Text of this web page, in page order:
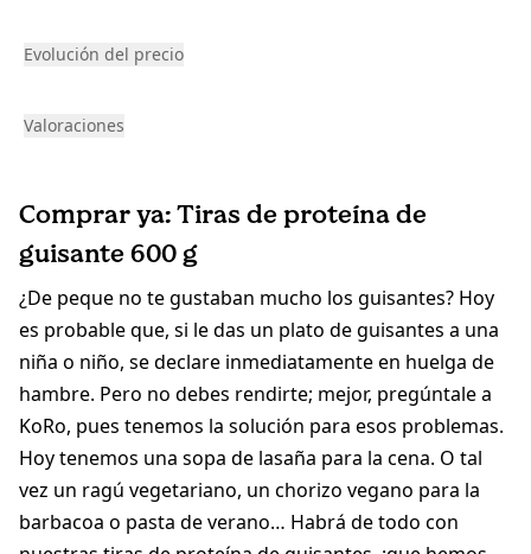
Evolución del precio
Valoraciones
Comprar ya: Tiras de proteína de
guisante 600 g
¿De peque no te gustaban mucho los guisantes? Hoy
es probable que, si le das un plato de guisantes a una
niña o niño, se declare inmediatamente en huelga de
hambre. Pero no debes rendirte; mejor, pregúntale a
KoRo, pues tenemos la solución para esos problemas.
Hoy tenemos una sopa de lasaña para la cena. O tal
vez un ragú vegetariano, un chorizo vegano para la
barbacoa o pasta de verano… Habrá de todo con